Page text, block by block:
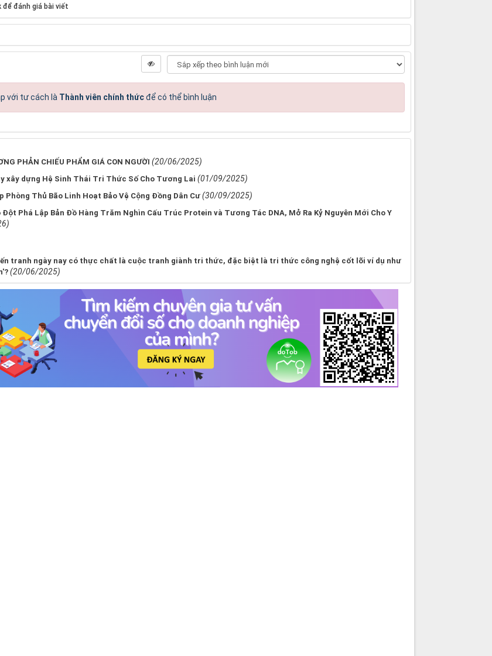
để đánh giá bài viết
với tư cách là Thành viên chính thứcđể có thể bình luận
PHẢN CHIẾU PHẨM GIÁ CON NGƯỜI (20/06/2025)
xây dựng Hệ Sinh Thái Tri Thức Số Cho Tương Lai (01/09/2025)
Phòng Thủ Bão Linh Hoạt Bảo Vệ Cộng Đồng Dân Cư (30/09/2025)
Phá Lập Bản Đồ Hàng Trăm Nghìn Cấu Trúc Protein và Tương Tác DNA, Mở Ra Kỷ Nguyên Mới Cho Y
tranh ngày nay có thực chất là cuộc tranh giành tri thức, đặc biệt là tri thức công nghệ cốt lõi ví dụ như
(20/06/2025)